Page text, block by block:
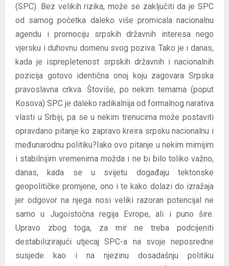
(SPC). Bez velikih rizika, može se zaključiti da je SPC
od samog početka daleko više promicala nacionalnu
agendu i promociju srpskih državnih interesa nego
vjersku i duhovnu domenu svog poziva. Tako je i danas,
kada je isprepletenost srpskih državnih i nacionalnih
pozicija gotovo identična onoj koju zagovara Srpska
pravoslavna crkva. Štoviše, po nekim temama (poput
Kosova) SPC je daleko radikalnija od formalnog narativa
vlasti u Srbiji, pa se u nekim trenucima može postaviti
opravdano pitanje ko zapravo kreira srpsku nacionalnu i
međunarodnu politiku?Iako ovo pitanje u nekim mirnijim
i stabilnijim vremenima možda i ne bi bilo toliko važno,
danas, kada se u svijetu događaju tektonske
geopolitičke promjene, ono i te kako dolazi do izražaja
jer odgovor na njega nosi veliki razoran potencijal ne
samo u Jugoistočna regija Evrope, ali i puno šire.
Upravo zbog toga, za mir ne treba podcijeniti
destabilizirajući utjecaj SPC-a na svoje neposredne
susjede kao i na njezinu dosadašnju politiku